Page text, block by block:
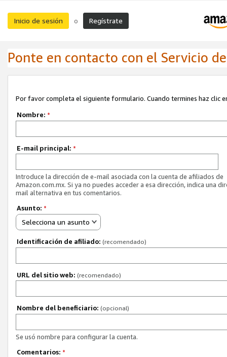
Inicio de sesión o Regístrate
Ponte en contacto con el Servicio
Por favor completa el siguiente formulario. Cuando termines haz clic
Nombre: *
E-mail principal: *
Introduce la dirección de e-mail asociada con la cuenta de afiliados de
Amazon.com.mx. Si ya no puedes acceder a esa dirección, indica una
mail alternativa en tus comentarios.
Asunto: *
Selecciona un asunto
Identificación de afiliado: (recomendado)
URL del sitio web: (recomendado)
Nombre del beneficiario: (opcional)
Se usó nombre para configurar la cuenta.
Comentarios: *